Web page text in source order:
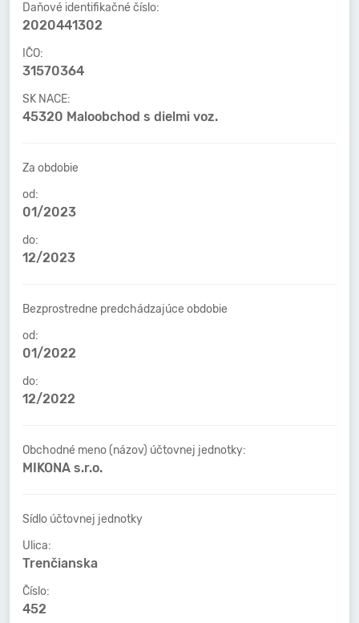
Daňové identifikačné číslo:
2020441302
IČO:
31570364
SK NACE:
45320 Maloobchod s dielmi voz.
Za obdobie
od:
01/2023
do:
12/2023
Bezprostredne predchádzajúce obdobie
od:
01/2022
do:
12/2022
Obchodné meno (názov) účtovnej jednotky:
MIKONA s.r.o.
Sídlo účtovnej jednotky
Ulica:
Trenčianska
Číslo:
452